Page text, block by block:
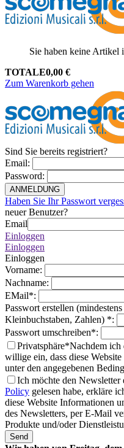
Sie haben keine Artikel
TOTALE0,00 €
Zum Warenkorb gehen
Sind Sie bereits registriert?
Email:
Password:
ANMELDUNG
Haben Sie Ihr Passwort
neuer Benutzer?
Email
Einloggen
Einloggen
Einloggen
Vorname:
Nachname:
EMail*:
Passwort erstellen
Kleinbuchstaben, Zahlen) *:
Passwort umschreiben*:
Privatsphäre*Nachdem ich
willige ein, dass diese
unter den angegebenen
Ich möchte den Newsletter
Policy gelesen habe, erkläre
diese Website Informationen
des Newsletters, per E-Mail
Produkte und/oder
Send